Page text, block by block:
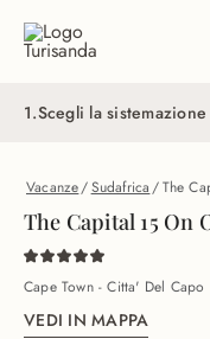
1.Scegli la sistemazione
Vacanze/Sudafrica/The
The Capital 15 On
Cape Town - Citta' Del Capo
VEDI IN MAPPA